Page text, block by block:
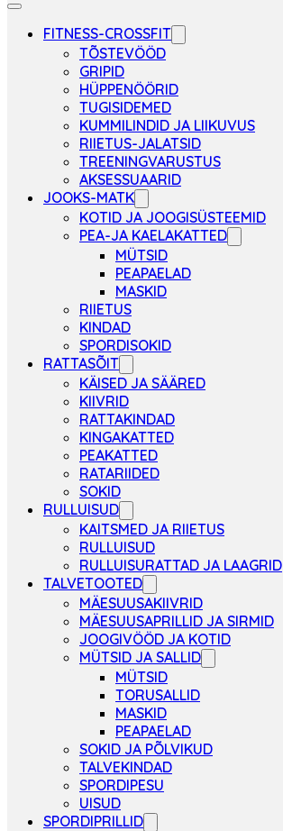
FITNESS-CROSSFIT
TÕSTEVÖÖD
GRIPID
HÜPPENÖÖRID
TUGISIDEMED
KUMMILINDID JA LIIKUVUS
RIIETUS-JALATSID
TREENINGVARUSTUS
AKSESSUAARID
JOOKS-MATK
KOTID JA JOOGISÜSTEEMID
PEA-JA KAELAKATTED
MÜTSID
PEAPAELAD
MASKID
RIIETUS
KINDAD
SPORDISOKID
RATTASÕIT
KÄISED JA SÄÄRED
KIIVRID
RATTAKINDAD
KINGAKATTED
PEAKATTED
RATARIIDED
SOKID
RULLUISUD
KAITSMED JA RIIETUS
RULLUISUD
RULLUISURATTAD JA LAAGRID
TALVETOOTED
MÄESUUSAKIIVRID
MÄESUUSAPRILLID JA SIRMID
JOOGIVÖÖD JA KOTID
MÜTSID JA SALLID
MÜTSID
TORUSALLID
MASKID
PEAPAELAD
SOKID JA PÕLVIKUD
TALVEKINDAD
SPORDIPESU
UISUD
SPORDIPRILLID